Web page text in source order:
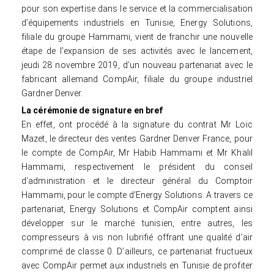
pour son expertise dans le service et la commercialisation
d’équipements industriels en Tunisie, Energy Solutions,
filiale du groupe Hammami, vient de franchir une nouvelle
étape de l’expansion de ses activités avec le lancement,
jeudi 28 novembre 2019, d’un nouveau partenariat avec le
fabricant allemand CompAir, filiale du groupe industriel
Gardner Denver.
La cérémonie de signature en bref
En effet, ont procédé à la signature du contrat Mr Loïc
Mazet, le directeur des ventes Gardner Denver France, pour
le compte de CompAir, Mr Habib Hammami et Mr Khalil
Hammami, respectivement le président du conseil
d’administration et le directeur général du Comptoir
Hammami, pour le compte d’Energy Solutions. A travers ce
partenariat, Energy Solutions et CompAir comptent ainsi
développer sur le marché tunisien, entre autres, les
compresseurs à vis non lubrifié offrant une qualité d’air
comprimé de classe 0. D’ailleurs, ce partenariat fructueux
avec CompAir permet aux industriels en Tunisie de profiter